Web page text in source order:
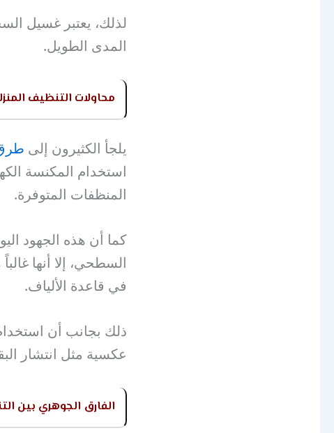
لذلك، يعتبر غسيل
المدى الطويل.
محاولات التنظيف
يلجأ الكثيرون إلى طرق
استخدام المكنسة
المنظفات المتوفرة.
كما أن هذه الجهود
السطحي، إلا أنها
في قاعدة الألياف.
ذلك بجانب أن
عكسية مثل انتشار
الفارق الجوهري بين